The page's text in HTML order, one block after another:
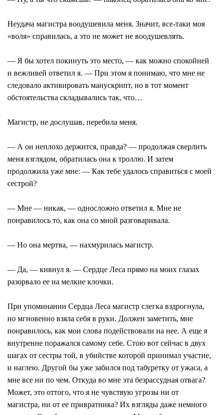
Неудача магистра воодушевила меня. Значит, все-таки моя
«воля» справилась, а это не может не воодушевлять.
― Я бы хотел покинуть это место, ― как можно спокойней
и вежливей ответил я. ― При этом я понимаю, что мне не
следовало активировать манускрипт, но в тот момент
обстоятельства складывались так, что…
Магистр, не дослушав, перебила меня.
― А он неплохо держится, правда? ― продолжая сверлить
меня взглядом, обратилась она к троллю. И затем
продолжила уже мне: ― Как тебе удалось справиться с моей
сестрой?
― Мне ― никак, ― односложно ответил я. Мне не
понравилось то, как она со мной разговаривала.
― Но она мертва, ― нахмурилась магистр.
― Да, ― кивнул я. ― Сердце Леса прямо на моих глазах
разорвало ее на мелкие клочки.
При упоминании Сердца Леса магистр слегка вздрогнула,
но мгновенно взяла себя в руки. Должен заметить, мне
понравилось, как мои слова подействовали на нее. А еще я
внутренне поражался самому себе. Стою вот сейчас в двух
шагах от сестры той, в убийстве которой принимал участие,
и наглею. Другой бы уже забился под табуретку от ужаса, а
мне все ни по чем. Откуда во мне эта безрассудная отвага?
Может, это оттого, что я не чувствую угрозы ни от
магистра, ни от ее привратника? Их взгляды даже немного